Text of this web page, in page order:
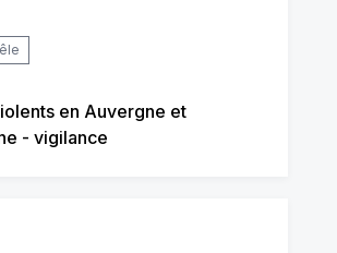
en Auvergne et
- vigilance